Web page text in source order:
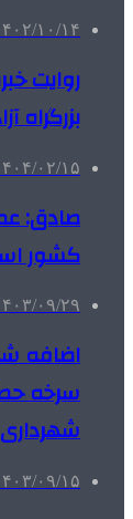
۱۴۰۲/۱۰/
روایت
بزرگراه
۱۴۰۴/۰۲/
صادق:
کشور
۱۴۰۳/۰۹/
سرخه
شهرداری
۱۴۰۳/۰۹/